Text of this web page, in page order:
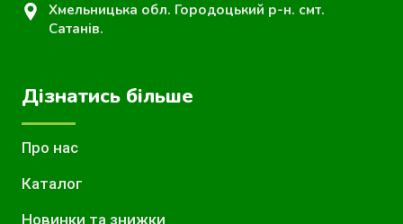
Хмельницька обл. Городоцький р-н. смт.
Сатанів.
Дізнатись більше
Про нас
Каталог
Новинки та знижки